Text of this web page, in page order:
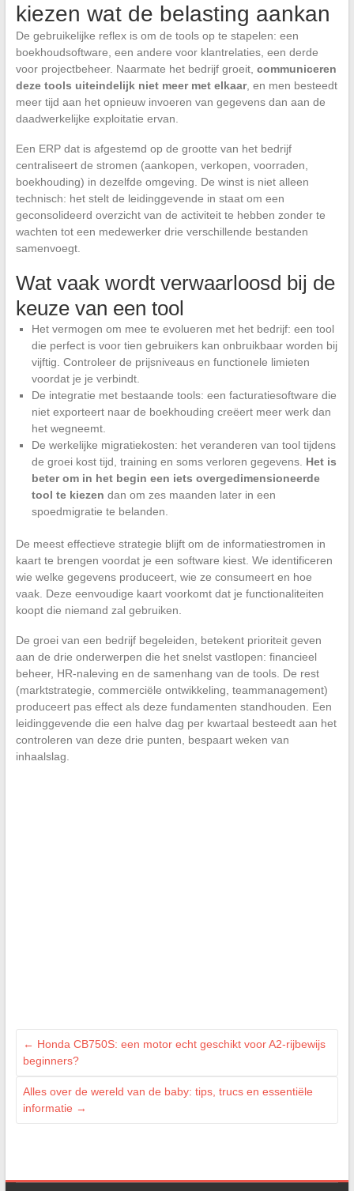
kiezen wat de belasting aankan
De gebruikelijke reflex is om de tools op te stapelen: een
boekhoudsoftware, een andere voor klantrelaties, een derde
voor projectbeheer. Naarmate het bedrijf groeit, communiceren
deze tools uiteindelijk niet meer met elkaar, en men besteedt
meer tijd aan het opnieuw invoeren van gegevens dan aan de
daadwerkelijke exploitatie ervan.
Een ERP dat is afgestemd op de grootte van het bedrijf
centraliseert de stromen (aankopen, verkopen, voorraden,
boekhouding) in dezelfde omgeving. De winst is niet alleen
technisch: het stelt de leidinggevende in staat om een
geconsolideerd overzicht van de activiteit te hebben zonder te
wachten tot een medewerker drie verschillende bestanden
samenvoegt.
Wat vaak wordt verwaarloosd bij de
keuze van een tool
Het vermogen om mee te evolueren met het bedrijf: een tool
die perfect is voor tien gebruikers kan onbruikbaar worden bij
vijftig. Controleer de prijsniveaus en functionele limieten
voordat je je verbindt.
De integratie met bestaande tools: een facturatiesoftware die
niet exporteert naar de boekhouding creëert meer werk dan
het wegneemt.
De werkelijke migratiekosten: het veranderen van tool tijdens
de groei kost tijd, training en soms verloren gegevens. Het is
beter om in het begin een iets overgedimensioneerde
tool te kiezen dan om zes maanden later in een
spoedmigratie te belanden.
De meest effectieve strategie blijft om de informatiestromen in
kaart te brengen voordat je een software kiest. We identificeren
wie welke gegevens produceert, wie ze consumeert en hoe
vaak. Deze eenvoudige kaart voorkomt dat je functionaliteiten
koopt die niemand zal gebruiken.
De groei van een bedrijf begeleiden, betekent prioriteit geven
aan de drie onderwerpen die het snelst vastlopen: financieel
beheer, HR-naleving en de samenhang van de tools. De rest
(marktstrategie, commerciële ontwikkeling, teammanagement)
produceert pas effect als deze fundamenten standhouden. Een
leidinggevende die een halve dag per kwartaal besteedt aan het
controleren van deze drie punten, bespaart weken van
inhaalslag.
← Honda CB750S: een motor echt geschikt voor A2-rijbewijs
beginners?
Alles over de wereld van de baby: tips, trucs en essentiële
informatie →